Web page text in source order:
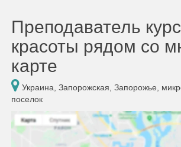
Преподаватель
красоты рядом со
карте
Украина, Запорожская, Запорожье,
поселок